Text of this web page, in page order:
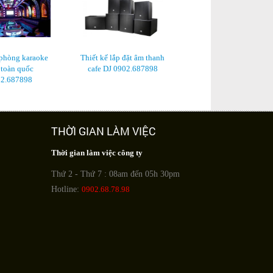
karaoke
quốc
Thiết kế lắp đặt âm thanh
cafe DJ 0902.687898
THỜI GIAN LÀM VIỆC
Thời gian làm việc công ty
Thứ 2 - Thứ 7 : 08am đến 05h 30pm
Hotline: 0902.68.78.98